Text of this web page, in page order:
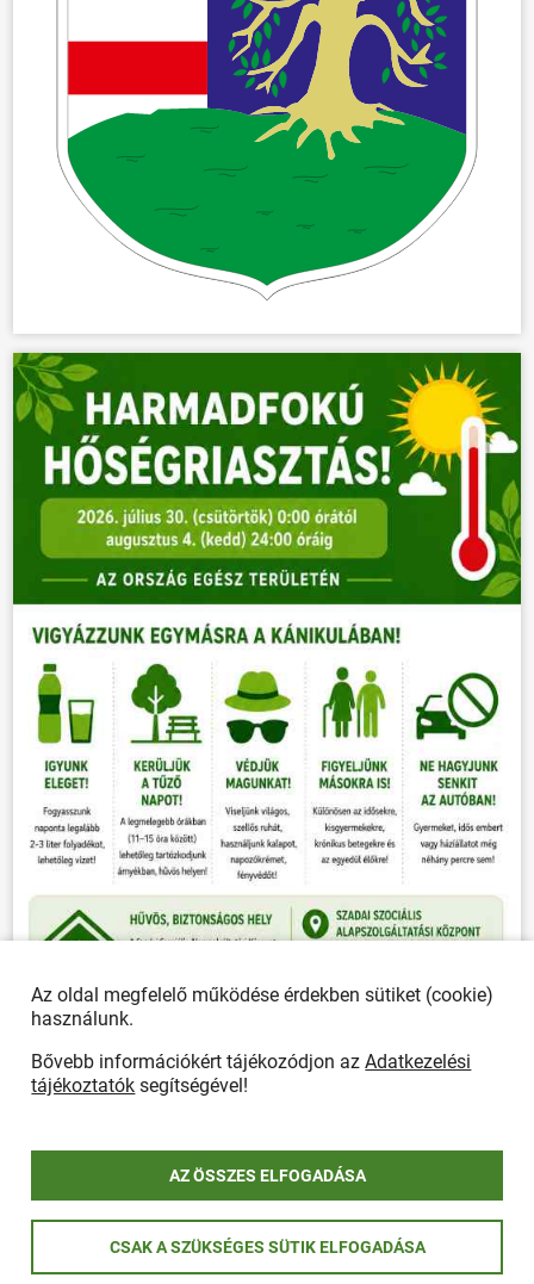
ÖSSZES PLAKÁT
Önkormányzat
Az oldal megfelelő működése érdekben sütiket (cookie)
használunk.
Bővebb információkért tájékozódjon azAdatkezelési
tájékoztatók segítségével!
AZ ÖSSZES ELFOGADÁSA
CSAK A SZÜKSÉGES SÜTIK ELFOGADÁSA